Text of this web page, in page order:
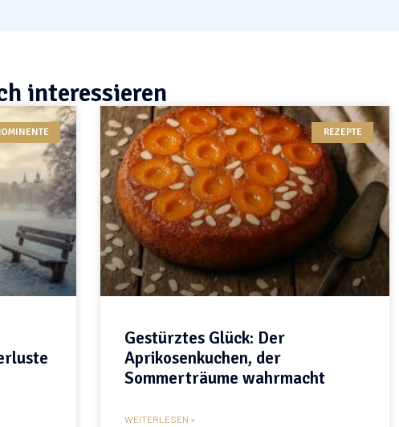
interessieren
REZEPTE
Gestürztes Glück: Der
Aprikosenkuchen, der
Sommerträume wahrmacht
WEITERLESEN »